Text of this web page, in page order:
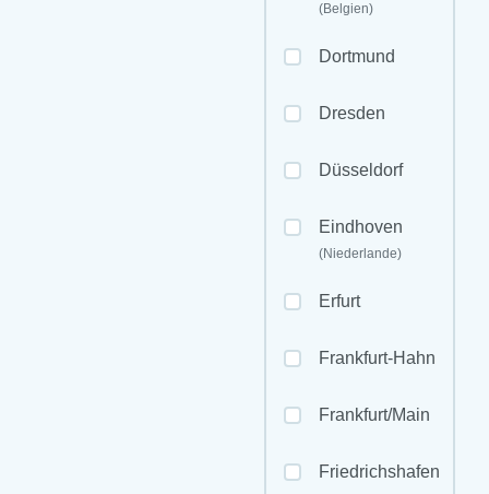
(Belgien)
Dortmund
Dresden
Düsseldorf
Eindhoven
(Niederlande)
Erfurt
Frankfurt-Hahn
Frankfurt/Main
Friedrichshafen